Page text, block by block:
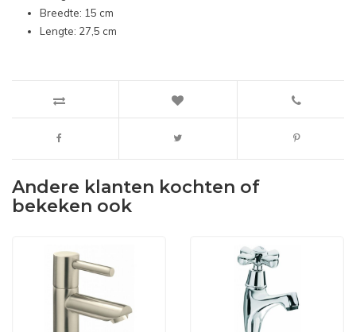
Breedte: 15 cm
Lengte: 27,5 cm
Andere klanten kochten of
bekeken ook